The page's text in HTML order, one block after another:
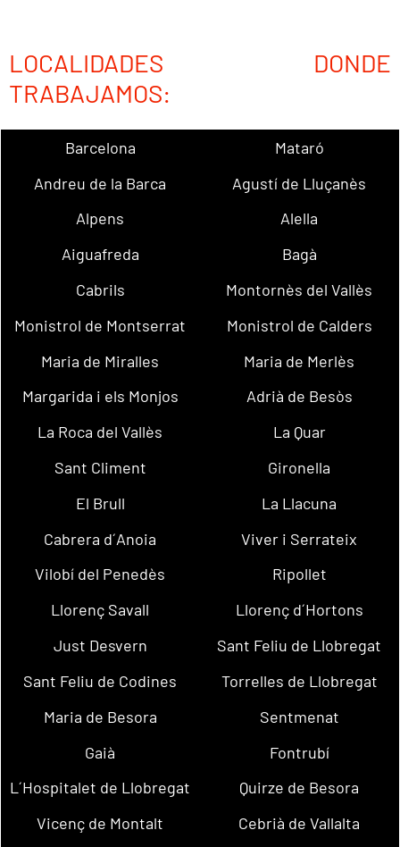
LOCALIDADES DONDE
TRABAJAMOS:
Barcelona
Mataró
Andreu de la Barca
Agustí de Lluçanès
Alpens
Alella
Aiguafreda
Bagà
Cabrils
Montornès del Vallès
Monistrol de Montserrat
Monistrol de Calders
Maria de Miralles
Maria de Merlès
Margarida i els Monjos
Adrià de Besòs
La Roca del Vallès
La Quar
Sant Climent
Gironella
El Brull
La Llacuna
Cabrera d´Anoia
Viver i Serrateix
Vilobí del Penedès
Ripollet
Llorenç Savall
Llorenç d´Hortons
Just Desvern
Sant Feliu de Llobregat
Sant Feliu de Codines
Torrelles de Llobregat
Maria de Besora
Sentmenat
Gaià
Fontrubí
L´Hospitalet de Llobregat
Quirze de Besora
Vicenç de Montalt
Cebrià de Vallalta